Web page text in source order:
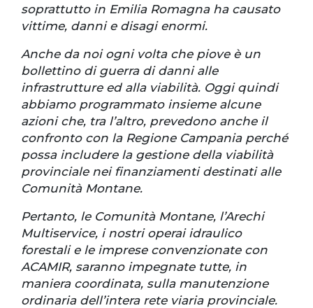
soprattutto in Emilia Romagna ha causato
vittime, danni e disagi enormi.
Anche da noi ogni volta che piove è un
bollettino di guerra di danni alle
infrastrutture ed alla viabilità. Oggi quindi
abbiamo programmato insieme alcune
azioni che, tra l’altro, prevedono anche il
confronto con la Regione Campania perché
possa includere la gestione della viabilità
provinciale nei finanziamenti destinati alle
Comunità Montane.
Pertanto, le Comunità Montane, l’Arechi
Multiservice, i nostri operai idraulico
forestali e le imprese convenzionate con
ACAMIR, saranno impegnate tutte, in
maniera coordinata, sulla manutenzione
ordinaria dell’intera rete viaria provinciale.